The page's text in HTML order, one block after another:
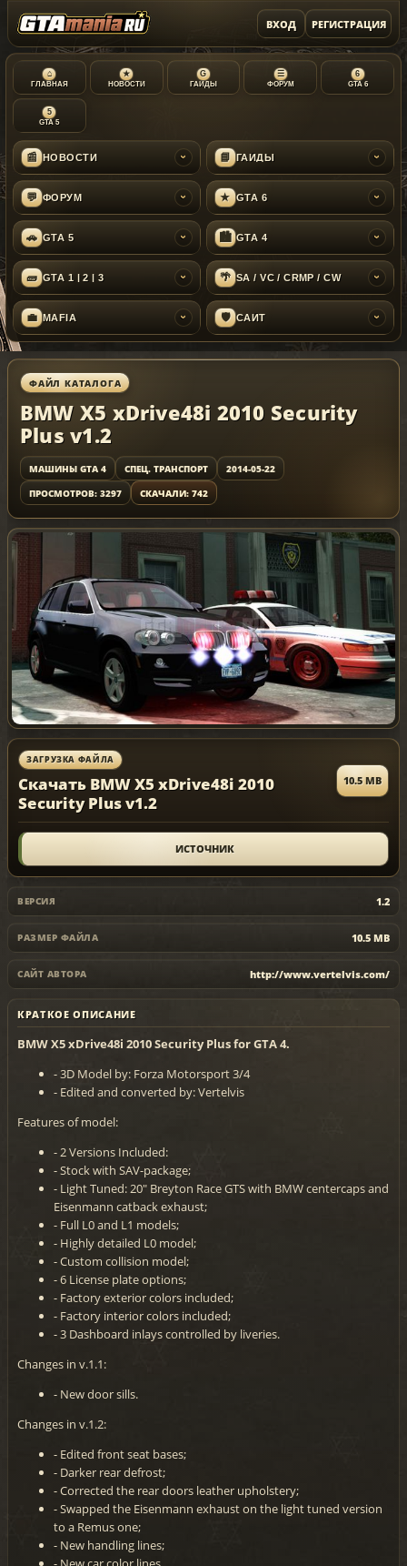
ВХОД РЕГИСТРАЦИЯ
⌂
ГЛАВНАЯ
★
НОВОСТИ
G
ГАЙДЫ
☰
ФОРУМ
6
GTA 6
5
GTA 5
📰 НОВОСТИ › 📘 ГАЙДЫ ›
💬 ФОРУМ › ★ GTA 6 ›
🚗 GTA 5 › 🏙 GTA 4 ›
🧱 GTA 1 | 2 | 3 › 🌴 SA / VC / CRMP / CW ›
💼 MAFIA › 🛡 САЙТ ›
ФАЙЛ КАТАЛОГА
BMW X5 xDrive48i 2010 Security
Plus v1.2
МАШИНЫ GTA 4 СПЕЦ. ТРАНСПОРТ
2014-05-22
ПРОСМОТРОВ: 3297
СКАЧАЛИ: 742
ЗАГРУЗКА ФАЙЛА
Скачать BMW X5 xDrive48i 2010
Security Plus v1.2
10.5 MB
ИСТОЧНИК
ВЕРСИЯ 1.2
РАЗМЕР ФАЙЛА 10.5 MB
САЙТ АВТОРА http://www.vertelvis.com/
КРАТКОЕ ОПИСАНИЕ
BMW X5 xDrive48i 2010 Security Plus for GTA 4.
- 3D Model by: Forza Motorsport 3/4
- Edited and converted by: Vertelvis
Features of model:
- 2 Versions Included:
- Stock with SAV-package;
- Light Tuned: 20" Breyton Race GTS with BMW centercaps and
Eisenmann catback exhaust;
- Full L0 and L1 models;
- Highly detailed L0 model;
- Custom collision model;
- 6 License plate options;
- Factory exterior colors included;
- Factory interior colors included;
- 3 Dashboard inlays controlled by liveries.
Changes in v.1.1:
- New door sills.
Changes in v.1.2:
- Edited front seat bases;
- Darker rear defrost;
- Corrected the rear doors leather upholstery;
- Swapped the Eisenmann exhaust on the light tuned version
to a Remus one;
- New handling lines;